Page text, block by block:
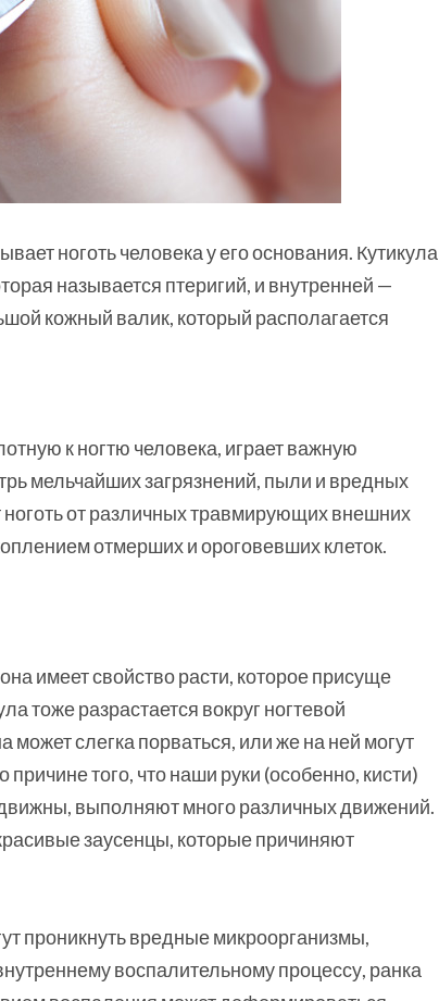
ноготь человека у его основания. Кутикула
называется птеригий, и внутренней —
кожный валик, который располагается
к ногтю человека, играет важную
мельчайших загрязнений, пыли и вредных
от различных травмирующих внешних
отмерших и ороговевших клеток.
имеет свойство расти, которое присуще
тоже разрастается вокруг ногтевой
может слегка порваться, или же на ней могут
того, что наши руки (особенно, кисти)
выполняют много различных движений.
заусенцы, которые причиняют
проникнуть вредные микроорганизмы,
воспалительному процессу, ранка